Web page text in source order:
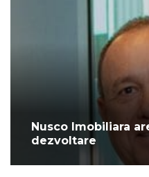
Nusco Imobiliara
dezvoltare